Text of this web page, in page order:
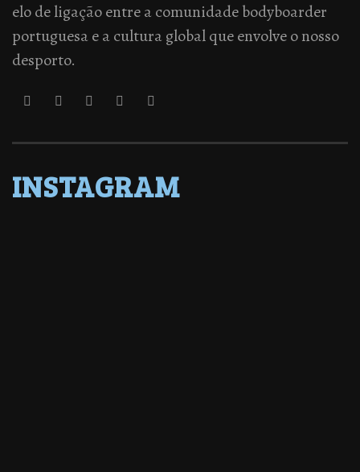
elo de ligação entre a comunidade bodyboarder
portuguesa e a cultura global que envolve o nosso
desporto.
INSTAGRAM